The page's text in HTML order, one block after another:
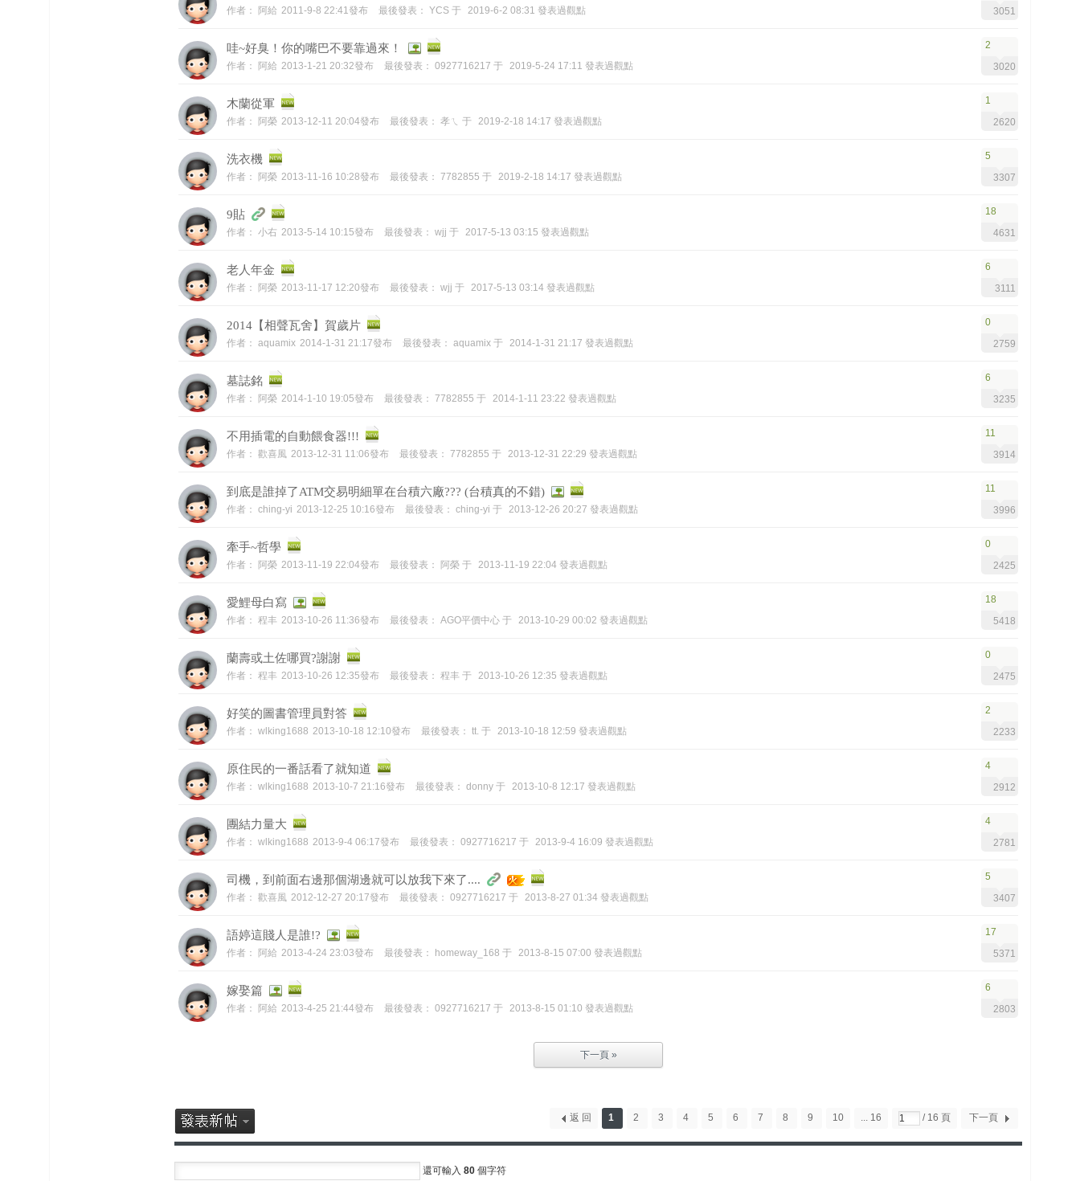
作者： 阿給 2011-9-8 22:41發布 最後發表： YCS 于 2019-6-2 08:31 發表過觀點
3051
哇~好臭！你的嘴巴不要靠過來！
作者： 阿給 2013-1-21 20:32發布 最後發表： 0927716217 于 2019-5-24 17:11 發表過觀點
2
3020
木蘭從軍
作者： 阿榮 2013-12-11 20:04發布 最後發表： 孝ㄟ 于 2019-2-18 14:17 發表過觀點
1
2620
洗衣機
作者： 阿榮 2013-11-16 10:28發布 最後發表： 7782855 于 2019-2-18 14:17 發表過觀點
5
3307
9貼
作者： 小右 2013-5-14 10:15發布 最後發表： wjj 于 2017-5-13 03:15 發表過觀點
18
4631
老人年金
作者： 阿榮 2013-11-17 12:20發布 最後發表： wjj 于 2017-5-13 03:14 發表過觀點
6
3111
2014【相聲瓦舍】賀歲片
作者： aquamix 2014-1-31 21:17發布 最後發表： aquamix 于 2014-1-31 21:17 發表過觀點
0
2759
墓誌銘
作者： 阿榮 2014-1-10 19:05發布 最後發表： 7782855 于 2014-1-11 23:22 發表過觀點
6
3235
不用插電的自動餵食器!!!
作者： 歡喜風 2013-12-31 11:06發布 最後發表： 7782855 于 2013-12-31 22:29 發表過觀點
11
3914
到底是誰掉了ATM交易明細單在台積六廠??? (台積真的不錯)
作者： ching-yi 2013-12-25 10:16發布 最後發表： ching-yi 于 2013-12-26 20:27 發表過觀點
11
3996
牽手~哲學
作者： 阿榮 2013-11-19 22:04發布 最後發表： 阿榮 于 2013-11-19 22:04 發表過觀點
0
2425
愛鯉母白寫
作者： 程丰 2013-10-26 11:36發布 最後發表： AGO平價中心 于 2013-10-29 00:02 發表過觀點
18
5418
蘭壽或土佐哪買?謝謝
作者： 程丰 2013-10-26 12:35發布 最後發表： 程丰 于 2013-10-26 12:35 發表過觀點
0
2475
好笑的圖書管理員對答
作者： wlking1688 2013-10-18 12:10發布 最後發表： tt. 于 2013-10-18 12:59 發表過觀點
2
2233
原住民的一番話看了就知道
作者： wlking1688 2013-10-7 21:16發布 最後發表： donny 于 2013-10-8 12:17 發表過觀點
4
2912
團結力量大
作者： wlking1688 2013-9-4 06:17發布 最後發表： 0927716217 于 2013-9-4 16:09 發表過觀點
4
2781
司機，到前面右邊那個湖邊就可以放我下來了....
作者： 歡喜風 2012-12-27 20:17發布 最後發表： 0927716217 于 2013-8-27 01:34 發表過觀點
5
3407
語婷這賤人是誰!?
作者： 阿給 2013-4-24 23:03發布 最後發表： homeway_168 于 2013-8-15 07:00 發表過觀點
17
5371
嫁娶篇
作者： 阿給 2013-4-25 21:44發布 最後發表： 0927716217 于 2013-8-15 01:10 發表過觀點
6
2803
下一頁 »
1 2 3 4 5 6 7 8 9 10 ... 16 / 16 頁 下一頁
返 回
還可輸入 80 個字符